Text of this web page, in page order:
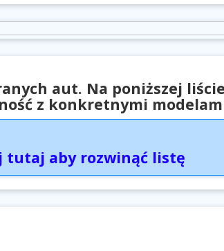
aut. Na poniższej
z konkretnymi
tutaj aby rozwinąć listę